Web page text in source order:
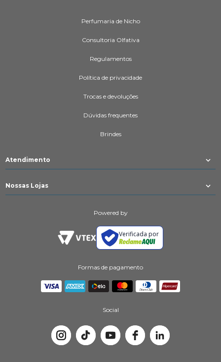
Perfumaria de Nicho
Consultoria Olfativa
Regulamentos
Política de privacidade
Trocas e devoluções
Dúvidas frequentes
Brindes
Atendimento
Nossas Lojas
Powered by
Verificada por
Formas de pagamento
Social